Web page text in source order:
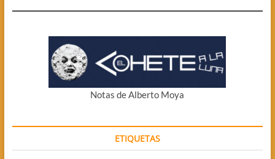
Notas de Alberto Moya
ETIQUETAS